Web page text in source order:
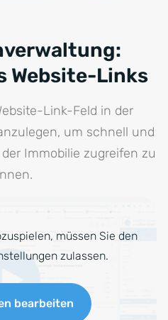
Website-Links
Link-Feld in der
um schnell und
Immobilie zugreifen zu
müssen Sie den
zulassen.
bearbeiten